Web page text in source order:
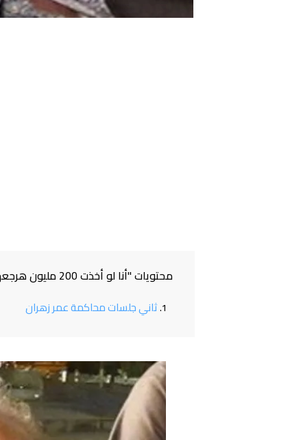
محتويات "أنا لو أخذت 200 مليون هرجعها ليه". ... ما هو سبب حبس " عمر زهران"؟!
ثاني جلسات محاكمة عمر زهران